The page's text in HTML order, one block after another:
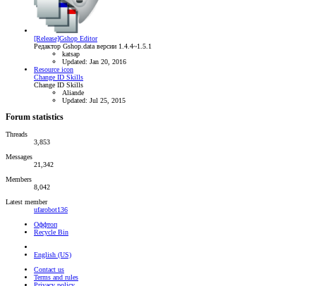
[Release]Gshop Editor
Редактор Gshop.data версии 1.4.4~1.5.1
katsap
Updated: Jan 20, 2016
Resource icon
Change ID Skills
Change ID Skills
Aliande
Updated: Jul 25, 2015
Forum statistics
Threads
3,853
Messages
21,342
Members
8,042
Latest member
ufarobot136
Оффтоп
Recycle Bin
English (US)
Contact us
Terms and rules